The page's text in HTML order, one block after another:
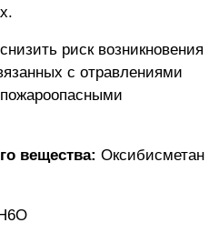
риск возникновения
с отравлениями
вещества: Оксибисметан